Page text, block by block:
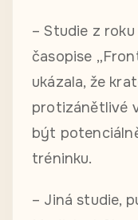
– Studie z
časopise
ukázala, že
protizánětlivé
být
tréninku.
– Jiná studie,